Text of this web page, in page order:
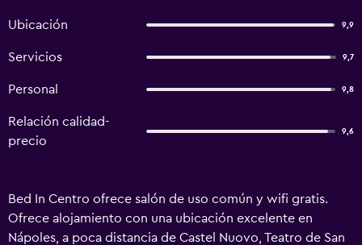
Ubicación 9,9
Servicios 9,7
Personal 9,8
Relación calidad-
precio
9,6
Bed In Centro ofrece salón de uso común y wifi gratis.
Ofrece alojamiento con una ubicación excelente en
Nápoles, a poca distancia de Castel Nuovo, Teatro de San